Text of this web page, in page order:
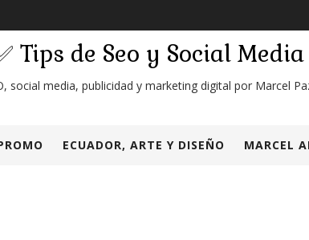
Tips de Seo y Social Media
social media, publicidad y marketing digital por Marcel
ECUADOR, ARTE Y DISEÑO MARCEL